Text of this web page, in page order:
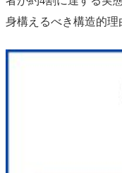
身構えるべき構造的理